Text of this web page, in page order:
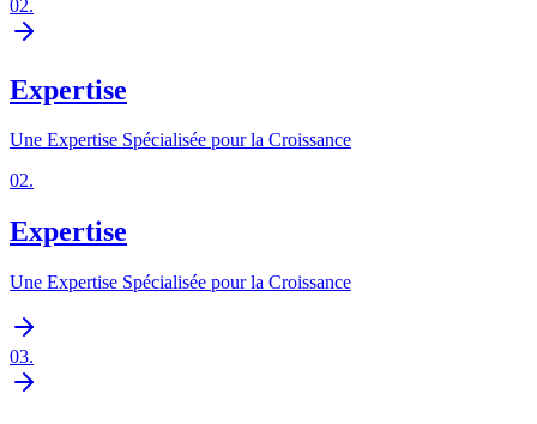
02.
Expertise
Une Expertise Spécialisée pour la Croissance
02.
Expertise
Une Expertise Spécialisée pour la Croissance
03.